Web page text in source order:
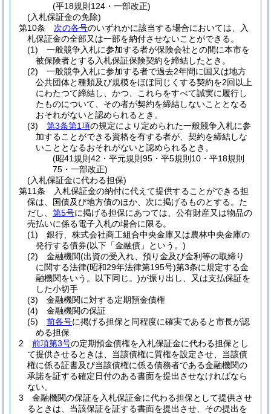
(平18規則124・一部改正)
(入札保証金の免除)
第10条
次の各号のいずれかに該当する場合においては、入
札保証金の全部又は一部を納付させないことができる。
(1)
一般競争入札に参加する者が保険会社との間に本市を
被保険者とする入札保証保険契約を締結したとき。
(2)
一般競争入札に参加する者で過去2年間に国又は地方
公共団体と種類及び規模をほぼ同じくする契約を2回以上
にわたつて締結し、かつ、これらをすべて誠実に履行し
たものについて、その者が契約を締結しないこととなる
おそれがないと認められるとき。
(3)
第3条第1項の規定により定められた一般競争入札に参
加することができる資格を有する者が、契約を締結しな
いこととなるおそれがないと認められるとき。
(昭41規則42・平元規則95・平5規則10・平18規則
75・一部改正)
(入札保証金に代わる担保)
第11条
入札保証金の納付に代えて提供することができる担
保は、国債及び地方債のほか、次に掲げるものとする。 た
だし、 第5号に掲げる担保にあつては、公有財産又は物品の
売払いに係る電子入札の場合に限る。
(1)
銀行、株式会社商工組合中央金庫又は農林中央金庫の
発行する債券(以下「金融債」という。)
(2)
金融機関(出資の受入れ、預り金及び金利等の取締り
に関する法律(昭和29年法律第195号)第3条に規定する金
融機関をいう。以下同じ。)が振り出し、又は支払保証を
した小切手
(3)
金融機関に対する定期預金債権
(4)
金融機関の保証
(5)
前各号に掲げる担保と同程度に確実であると市長が認
める担保
2
前項第3号の定期預金債権を入札保証金に代わる担保とし
て提供させるときは、当該債権に質権を設定させ、当該債
権に係る証書及び当該債権に係る債務者である金融機関の
承諾を証する確定日付のある書面を提出させなければなら
ない。
3
金融機関の保証を入札保証金に代わる担保として提供させ
るときは、当該保証を証する書面を提出させ、その提出を